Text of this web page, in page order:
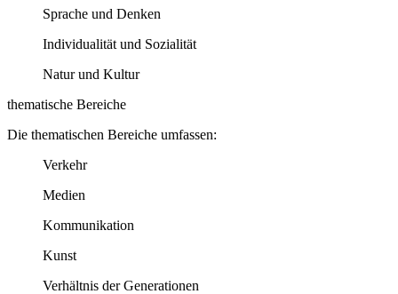
Sprache und Denken
Individualität und Sozialität
Natur und Kultur
thematische Bereiche
Die thematischen Bereiche umfassen:
Verkehr
Medien
Kommunikation
Kunst
Verhältnis der Generationen